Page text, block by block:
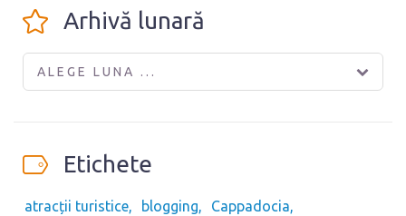
Arhivă lunară
ALEGE LUNA ...
Etichete
atracții turistice blogging
Cappadocia